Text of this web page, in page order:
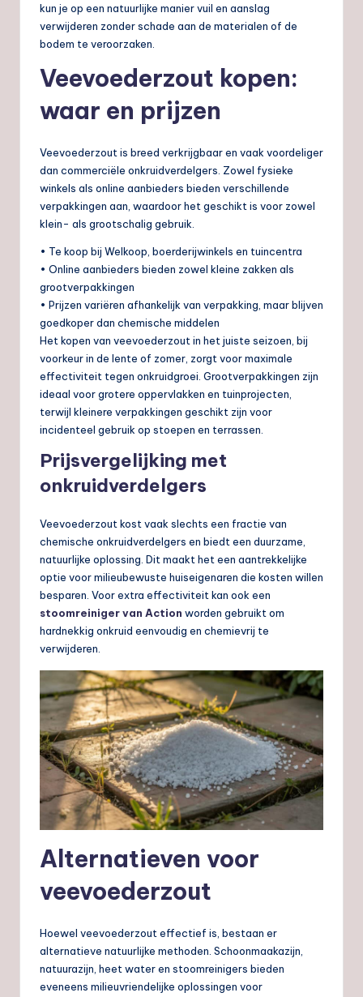
kun je op een natuurlijke manier vuil en aanslag
verwijderen zonder schade aan de materialen of de
bodem te veroorzaken.
Veevoederzout kopen:
waar en prijzen
Veevoederzout is breed verkrijgbaar en vaak voordeliger
dan commerciële onkruidverdelgers. Zowel fysieke
winkels als online aanbieders bieden verschillende
verpakkingen aan, waardoor het geschikt is voor zowel
klein- als grootschalig gebruik.
• Te koop bij Welkoop, boerderijwinkels en tuincentra
• Online aanbieders bieden zowel kleine zakken als
grootverpakkingen
• Prijzen variëren afhankelijk van verpakking, maar blijven
goedkoper dan chemische middelen
Het kopen van veevoederzout in het juiste seizoen, bij
voorkeur in de lente of zomer, zorgt voor maximale
effectiviteit tegen onkruidgroei. Grootverpakkingen zijn
ideaal voor grotere oppervlakken en tuinprojecten,
terwijl kleinere verpakkingen geschikt zijn voor
incidenteel gebruik op stoepen en terrassen.
Prijsvergelijking met
onkruidverdelgers
Veevoederzout kost vaak slechts een fractie van
chemische onkruidverdelgers en biedt een duurzame,
natuurlijke oplossing. Dit maakt het een aantrekkelijke
optie voor milieubewuste huiseigenaren die kosten willen
besparen. Voor extra effectiviteit kan ook een
stoomreiniger van Action worden gebruikt om
hardnekkig onkruid eenvoudig en chemievrij te
verwijderen.
Alternatieven voor
veevoederzout
Hoewel veevoederzout effectief is, bestaan er
alternatieve natuurlijke methoden. Schoonmaakazijn,
natuurazijn, heet water en stoomreinigers bieden
eveneens milieuvriendelijke oplossingen voor